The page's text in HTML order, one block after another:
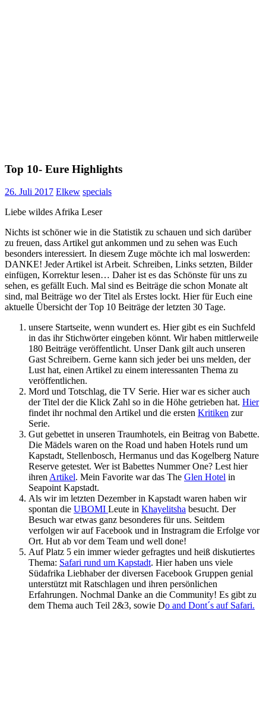
Top 10- Eure Highlights
26. Juli 2017 Elkew specials
Liebe wildes Afrika Leser
Nichts ist schöner wie in die Statistik zu schauen und sich darüber
zu freuen, dass Artikel gut ankommen und zu sehen was Euch
besonders interessiert. In diesem Zuge möchte ich mal loswerden:
DANKE! Jeder Artikel ist Arbeit. Schreiben, Links setzten, Bilder
einfügen, Korrektur lesen… Daher ist es das Schönste für uns zu
sehen, es gefällt Euch. Mal sind es Beiträge die schon Monate alt
sind, mal Beiträge wo der Titel als Erstes lockt. Hier für Euch eine
aktuelle Übersicht der Top 10 Beiträge der letzten 30 Tage.
unsere Startseite, wenn wundert es. Hier gibt es ein Suchfeld
in das ihr Stichwörter eingeben könnt. Wir haben mittlerweile
180 Beiträge veröffentlicht. Unser Dank gilt auch unseren
Gast Schreibern. Gerne kann sich jeder bei uns melden, der
Lust hat, einen Artikel zu einem interessanten Thema zu
veröffentlichen.
Mord und Totschlag, die TV Serie. Hier war es sicher auch
der Titel der die Klick Zahl so in die Höhe getrieben hat. Hier
findet ihr nochmal den Artikel und die ersten Kritiken zur
Serie.
Gut gebettet in unseren Traumhotels, ein Beitrag von Babette.
Die Mädels waren on the Road und haben Hotels rund um
Kapstadt, Stellenbosch, Hermanus und das Kogelberg Nature
Reserve getestet. Wer ist Babettes Nummer One? Lest hier
ihrenArtikel. Mein Favorite war das The Glen Hotel in
Seapoint Kapstadt.
Als wir im letzten Dezember in Kapstadt waren haben wir
spontan die UBOMI Leute in Khayelitsha besucht. Der
Besuch war etwas ganz besonderes für uns. Seitdem
verfolgen wir auf Facebook und in Instragram die Erfolge vor
Ort. Hut ab vor dem Team und well done!
Auf Platz 5 ein immer wieder gefragtes und heiß diskutiertes
Thema: Safari rund um Kapstadt. Hier haben uns viele
Südafrika Liebhaber der diversen Facebook Gruppen genial
unterstützt mit Ratschlagen und ihren persönlichen
Erfahrungen. Nochmal Danke an die Community! Es gibt zu
dem Thema auch Teil 2&3, sowie Do and Dont´s auf Safari.